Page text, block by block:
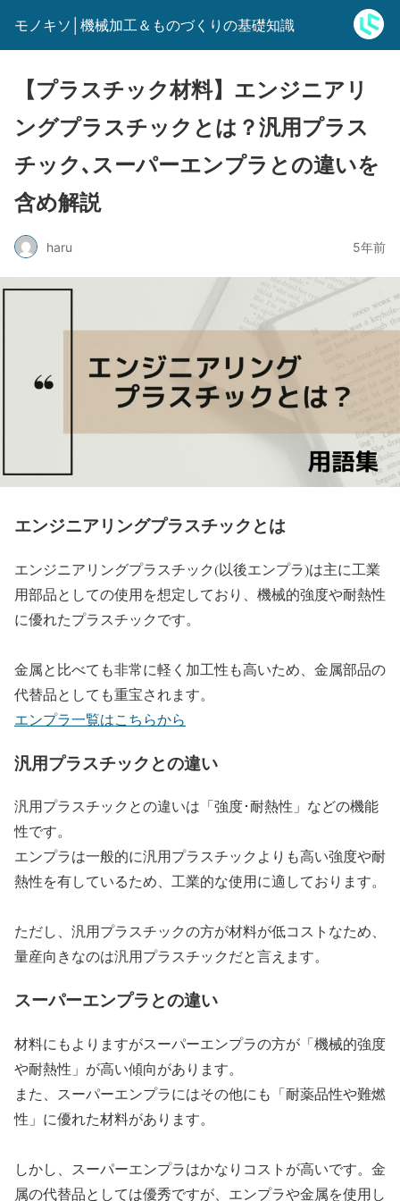
モノキソ│機械加工＆ものづくりの基礎知識
【プラスチック材料】エンジニアリ
ングプラスチックとは？汎用プラス
チック､スーパーエンプラとの違いを
含め解説
haru 5年前
エンジニアリングプラスチックとは
エンジニアリングプラスチック(以後エンプラ)は主に工業
用部品としての使用を想定しており、機械的強度や耐熱性
に優れたプラスチックです。
金属と比べても非常に軽く加工性も高いため、金属部品の
代替品としても重宝されます。
エンプラ一覧はこちらから
汎用プラスチックとの違い
汎用プラスチックとの違いは「強度･耐熱性」などの機能
性です。
エンプラは一般的に汎用プラスチックよりも高い強度や耐
熱性を有しているため、工業的な使用に適しております。
ただし、汎用プラスチックの方が材料が低コストなため、
量産向きなのは汎用プラスチックだと言えます。
スーパーエンプラとの違い
材料にもよりますがスーパーエンプラの方が「機械的強度
や耐熱性」が高い傾向があります。
また、スーパーエンプラにはその他にも「耐薬品性や難燃
性」に優れた材料があります。
しかし、スーパーエンプラはかなりコストが高いです。金
属の代替品としては優秀ですが、エンプラや金属を使用し